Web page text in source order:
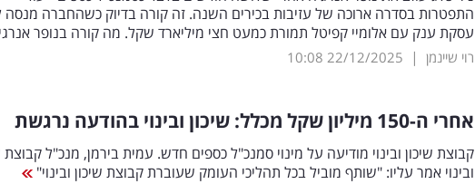
התפטרות בסדרה ארוכה של עזיבות בכירים השנה. זה קורה בדיוק כשהחברה מנסה
עסקת ענק עם אלומיי קפיטל תמורת כמעט חצי מיליארד שקל. מה קורה בנופר
רוי שיינמן |
22/12/2025
10:08
אחרי ה-150 מיליון שקל מכלל: שיכון ובינוי בהודעה נרגשת
קבוצת שיכון ובינוי מודיעה על מינוי סמנכ"ל כספים חדש. עמית בירמן, מנכ"ל קבוצת
ובינוי אמר עליו: "שותף מוביל בכל תהליכי העומק שעוברת קבוצת שיכון ובינוי"